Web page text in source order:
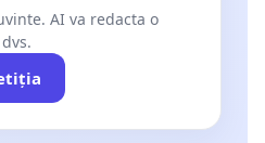
AI va redacta o